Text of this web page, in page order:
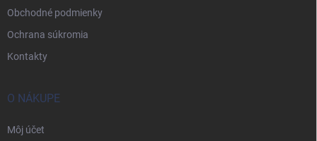
Obchodné podmienky
Ochrana súkromia
Kontakty
O NÁKUPE
Môj účet